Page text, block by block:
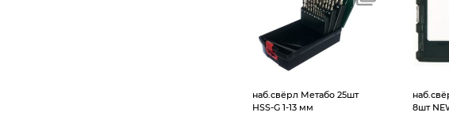
наб.свёрл Метабо 25шт
HSS-G 1-13 мм
8шт